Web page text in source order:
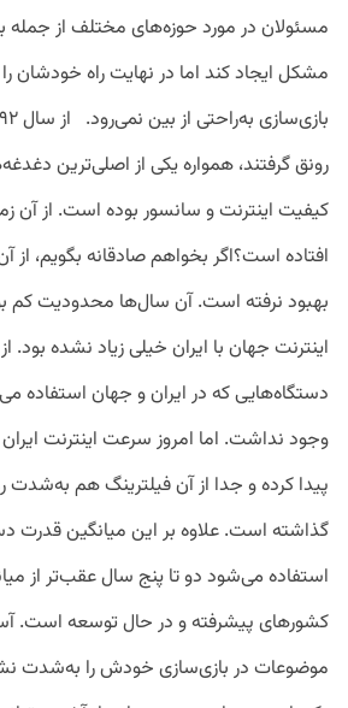
مسئولان در مورد حوزه‌های مختلف از جمله
مشکل ایجاد کند اما در نهایت راه خودشان
رونق گرفتند، همواره یکی از اصلی‌ترین
کیفیت اینترنت و سانسور بوده است. از آن
افتاده است؟اگر بخواهم صادقانه بگویم، از
بهبود نرفته است. آن سال‌ها محدودیت کم
اینترنت جهان با ایران خیلی زیاد نشده بود.
دستگاه‌هایی که در ایران و جهان استفاده
وجود نداشت. اما امروز سرعت اینترنت
پیدا کرده و جدا از آن فیلترینگ هم به‌شدت
گذاشته است. علاوه بر این میانگین قدرت
استفاده می‌شود دو تا پنج سال عقب‌تر از
کشورهای پیشرفته و در حال توسعه است.
موضوعات در بازی‌سازی خودش را به‌شدت